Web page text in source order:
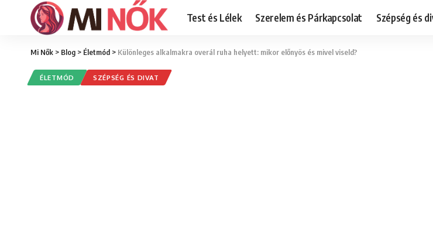
Test és Lélek Szerelem és Párkapcsolat Szépség és
Mi Nők > Blog > Életmód > Különleges alkalmakra overál ruha helyett: mikor előnyös és mivel viseld?
ÉLETMÓD SZÉPSÉG ÉS DIVAT